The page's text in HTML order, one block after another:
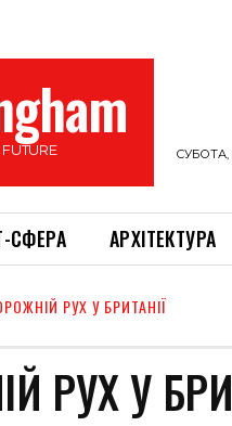
СУБОТА,
СФЕРА АРХІТЕКТУРА
РУХ У БРИТАНІЇ
РУХ У